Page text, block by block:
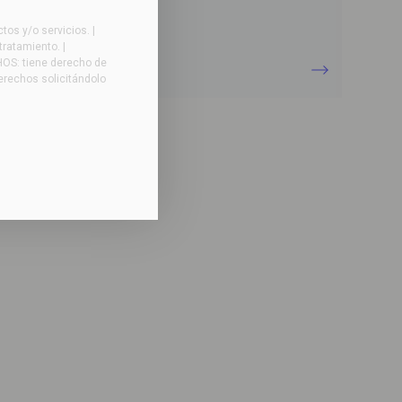
volcador
contenedores de plástico
y/o servicios. |
|
tiene derecho de
solicitándolo